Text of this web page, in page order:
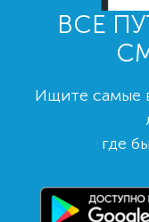
ВСЕ
Ищите самые
где